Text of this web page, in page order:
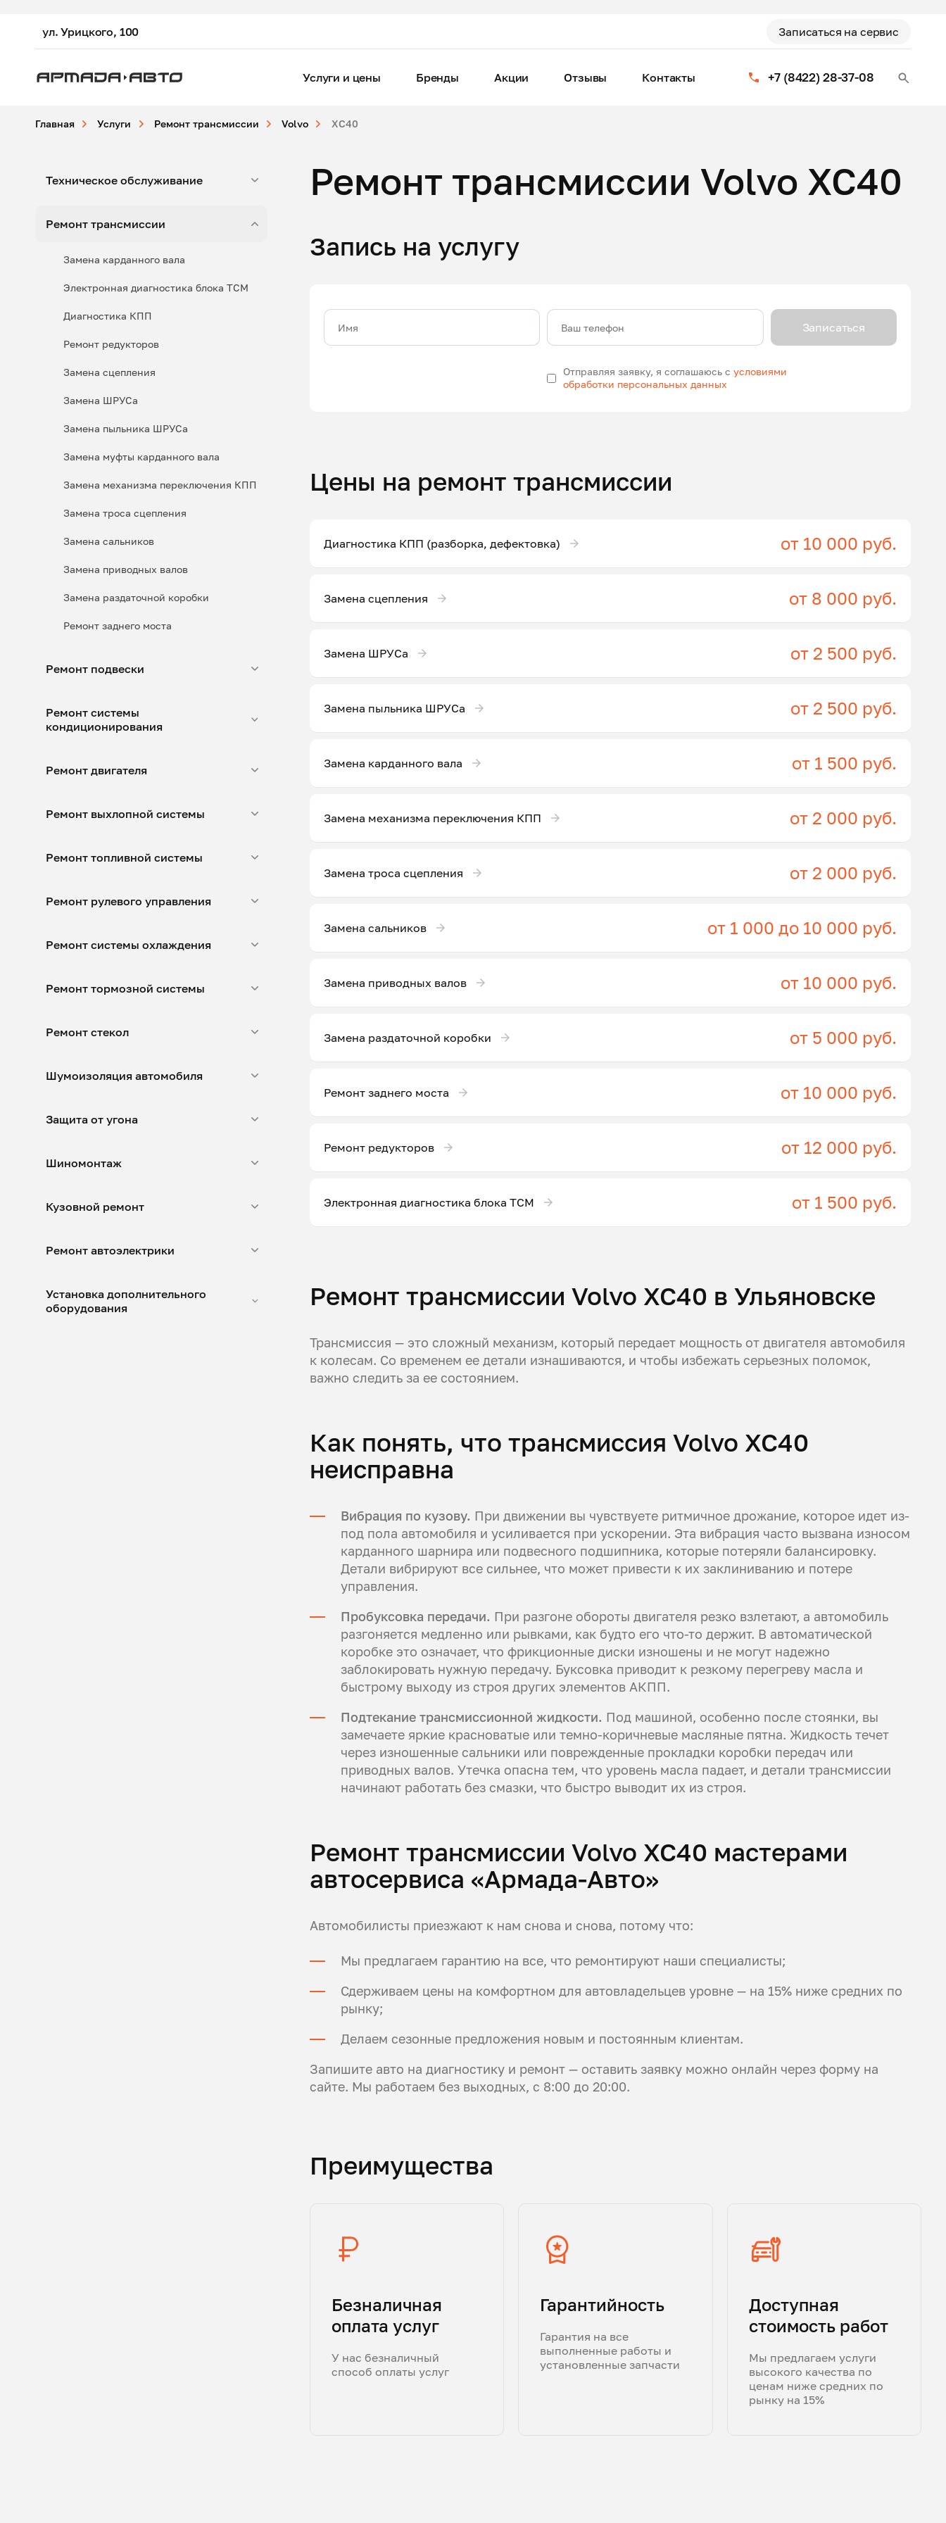
ул. Урицкого, 100 Записаться на сервис
+7 (8422) 28-37-08
Услуги и цены Бренды Акции Отзывы Контакты
Главная Услуги Ремонт трансмиссии Volvo XC40
Техническое обслуживание
Ремонт трансмиссии
Замена карданного вала
Электронная диагностика блока ТСМ
Диагностика КПП
Ремонт редукторов
Замена сцепления
Замена ШРУСа
Замена пыльника ШРУСа
Замена муфты карданного вала
Замена механизма переключения КПП
Замена троса сцепления
Замена сальников
Замена приводных валов
Замена раздаточной коробки
Ремонт заднего моста
Ремонт подвески
Ремонт системы
кондиционирования
Ремонт двигателя
Ремонт выхлопной системы
Ремонт топливной системы
Ремонт рулевого управления
Ремонт системы охлаждения
Ремонт тормозной системы
Ремонт стекол
Шумоизоляция автомобиля
Защита от угона
Шиномонтаж
Кузовной ремонт
Ремонт автоэлектрики
Установка дополнительного
оборудования
Ремонт трансмиссии Volvo XC40
Запись на услугу
Имя Ваш телефон
Отправляя заявку, я соглашаюсь сусловиями
обработки персональных данных
Записаться
Цены на ремонт трансмиссии
Диагностика КПП (разборка, дефектовка) от 10 000 руб.
Замена сцепления от 8 000 руб.
Замена ШРУСа от 2 500 руб.
Замена пыльника ШРУСа от 2 500 руб.
Замена карданного вала от 1 500 руб.
Замена механизма переключения КПП от 2 000 руб.
Замена троса сцепления от 2 000 руб.
Замена сальников от 1 000 до 10 000 руб.
Замена приводных валов от 10 000 руб.
Замена раздаточной коробки от 5 000 руб.
Ремонт заднего моста от 10 000 руб.
Ремонт редукторов от 12 000 руб.
Электронная диагностика блока ТСМ от 1 500 руб.
Ремонт трансмиссии Volvo XC40 в Ульяновске
Трансмиссия — это сложный механизм, который передает мощность от двигателя автомобиля
к колесам. Со временем ее детали изнашиваются, и чтобы избежать серьезных поломок,
важно следить за ее состоянием.
Как понять, что трансмиссия Volvo XC40
неисправна
Вибрация по кузову. При движении вы чувствуете ритмичное дрожание, которое идет из-
под пола автомобиля и усиливается при ускорении. Эта вибрация часто вызвана износом
карданного шарнира или подвесного подшипника, которые потеряли балансировку.
Детали вибрируют все сильнее, что может привести к их заклиниванию и потере
управления.
Пробуксовка передачи. При разгоне обороты двигателя резко взлетают, а автомобиль
разгоняется медленно или рывками, как будто его что-то держит. В автоматической
коробке это означает, что фрикционные диски изношены и не могут надежно
заблокировать нужную передачу. Буксовка приводит к резкому перегреву масла и
быстрому выходу из строя других элементов АКПП.
Подтекание трансмиссионной жидкости. Под машиной, особенно после стоянки, вы
замечаете яркие красноватые или темно-коричневые масляные пятна. Жидкость течет
через изношенные сальники или поврежденные прокладки коробки передач или
приводных валов. Утечка опасна тем, что уровень масла падает, и детали трансмиссии
начинают работать без смазки, что быстро выводит их из строя.
Ремонт трансмиссии Volvo XC40 мастерами
автосервиса «Армада-Авто»
Автомобилисты приезжают к нам снова и снова, потому что:
Мы предлагаем гарантию на все, что ремонтируют наши специалисты;
Сдерживаем цены на комфортном для автовладельцев уровне — на 15% ниже средних по
рынку;
Делаем сезонные предложения новым и постоянным клиентам.
Запишите авто на диагностику и ремонт — оставить заявку можно онлайн через форму на
сайте. Мы работаем без выходных, с 8:00 до 20:00.
Преимущества
Безналичная
оплата услуг
У нас безналичный
способ оплаты услуг
Гарантийность
Гарантия на все
выполненные работы и
установленные запчасти
Доступная
стоимость работ
Мы предлагаем услуги
высокого качества по
ценам ниже средних по
рынку на 15%